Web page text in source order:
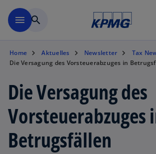
menu search
Home Aktuelles Newsletter
Tax
Die Versagung des Vorsteuerabzuges in
Die Versagung des
Vorsteuerabzuges
Betrugsfällen